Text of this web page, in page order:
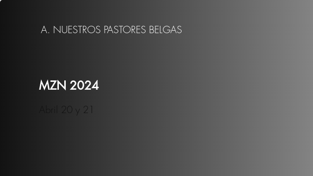
Abril 20 y 21
MZN 2024
A. NUESTROS PASTORES BELGAS